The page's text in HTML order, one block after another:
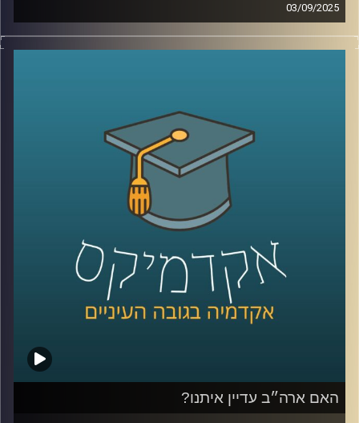
03/09/2025
בשנים האחרונות נדמה שהחיים בוחנים אותנו שוב ושוב,
מגפה עולמית, משברים כלכליים, מציאות ביטחונית לא יציבה,
הבטוח מוצאת את עצמה לא פעם תחת מבחן מתמשך
היום ב”אקדמיקס” ננסה להבין מה גורם לזוגות לא רק לשרוד
את התקופות האלה, אלא אפילו לצמוח מהן.
לשם כך הזמנתי את ד”ר רוני שוחט־פשדצקי, פסיכולוגית
קלינית בכירה ומדריכה מוסמכת בפסיכותרפיה
ופסיכו־דיאגנוסטיקה, בעלת דוקטורט מאוניברסיטת בר־אילן.
כיום היא מנהלת את הקליניקה לקהילה בביה”ס לפסיכולוגיה
ע”ש ברוך איבצ’ר ומשמשת כמרצה באוניברסיטת רייכמן,
ומתמחה בעבודה עם מבוגרים, מתבגרים וילדים. היא מוסמכת
בטיפול זוגי בשיטת EFT, ובעלת ניסיון עשיר במחקר, ניהול
קליניקות והכשרה בשיטות טיפול מגוונות.
הכלים שיכולים לעזור לנו לשמור על קשר חזק ואוהב גם
כשכל מה שסביבנו מרגיש לא יציב
האם ארה״ב עדיין איתנו?